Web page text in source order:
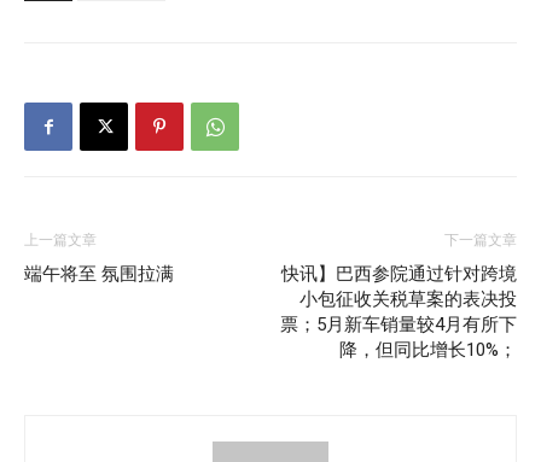
上一篇文章
端午将至 氛围拉满
下一篇文章
快讯】巴西参院通过针对跨境
小包征收关税草案的表决投
票；5月新车销量较4月有所下
降，但同比增长10%；